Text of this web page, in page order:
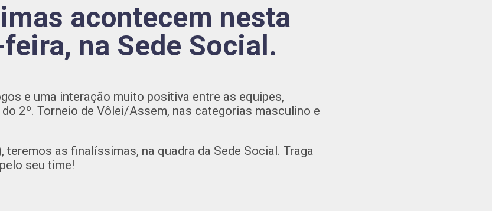
acontecem nesta
na Sede Social.
e uma interação muito positiva entre as equipes,
2º. Torneio de Vôlei/Assem, nas categorias masculino e
as finalíssimas, na quadra da Sede Social. Traga
seu time!